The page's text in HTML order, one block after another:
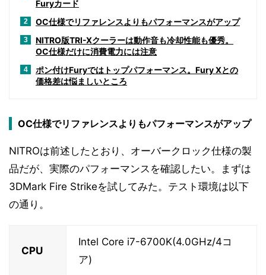
Furyカード
2 OC仕様でリファレンスよりもパフォーマンスがアップ
3
NITRO版TRI-Xクーラーは動作音も冷却性能も優秀。
OC仕様だけに消費電力には注意
4
ポン付けFuryではトップパフォーマンス。Fury Xとの
価格差は悩ましいところ
OC仕様でリファレンスよりもパフォーマンスがアップ
NITROは前述したとおり、オーバークロック仕様の製
品だが、実際のパフォーマンスを確認したい。まずは
3DMark Fire Strikeを試してみた。テスト環境は以下
の通り。
CPU
Intel Core i7-6700K(4.0GHz/4コ
ア)